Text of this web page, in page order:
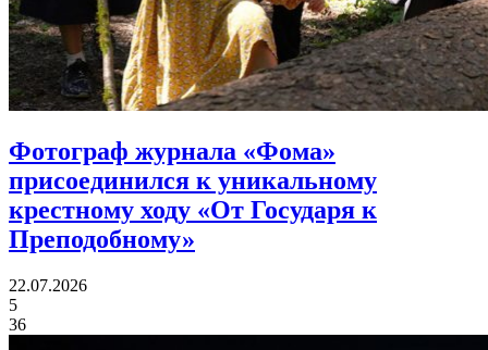
Фотограф журнала «Фома»
присоединился к уникальному
крестному ходу «От Государя к
Преподобному»
22.07.2026
5
36